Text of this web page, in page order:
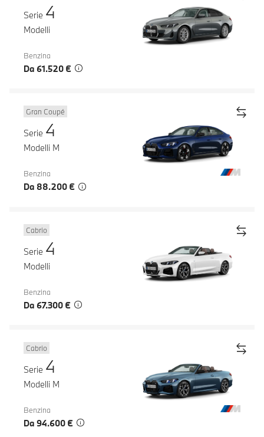
Serie 4
Modelli
Benzina
Da 61.520 €
Gran Coupé
Serie 4
Modelli M
Benzina
Da 88.200 €
Cabrio
Serie 4
Modelli
Benzina
Da 67.300 €
Cabrio
Serie 4
Modelli M
Benzina
Da 94.600 €